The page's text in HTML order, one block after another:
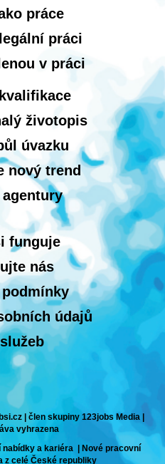
práce
práci
v práci
životopis
úvazku
nový trend
funguje
nás
údajů
| člen skupiny 123jobs Media |
vyhrazena
nabídky a kariéra | Nové pracovní
z celé České republiky